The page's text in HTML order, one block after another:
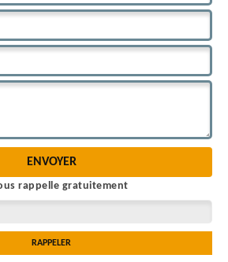
rappelle gratuitement